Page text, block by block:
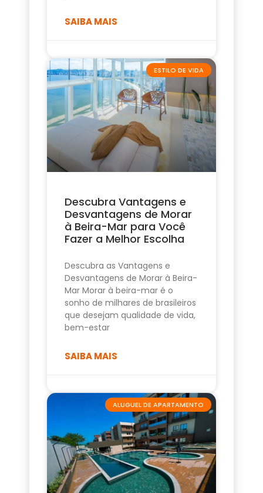
SAIBA MAIS
ESTILO DE VIDA
Descubra Vantagens e
Desvantagens de Morar
à Beira-Mar para Você
Fazer a Melhor Escolha
Descubra as Vantagens e
Desvantagens de Morar à Beira-
Mar Morar à beira-mar é o
sonho de milhares de brasileiros
que desejam qualidade de vida,
bem-estar
SAIBA MAIS
ALUGUEL DE APARTAMENTO